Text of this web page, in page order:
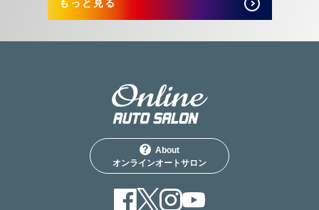
もっと見る
About
オンラインオートサロン